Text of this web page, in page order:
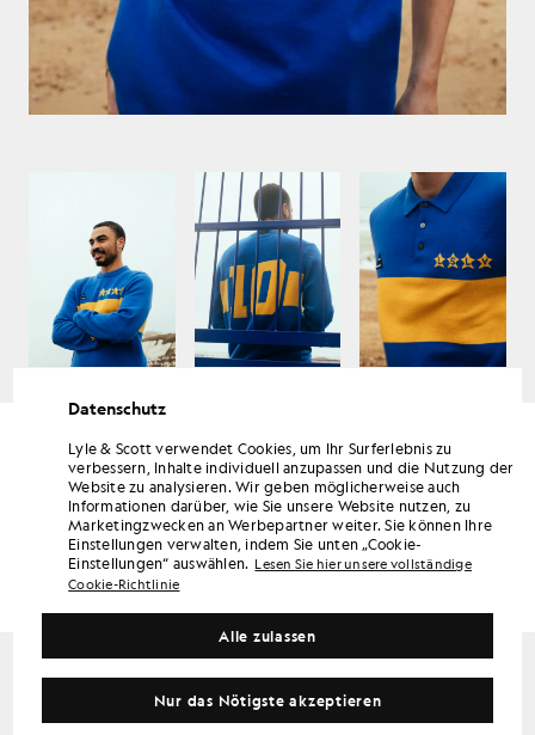
Datenschutz
Lyle & Scott verwendet Cookies, um Ihr Surferlebnis zu
verbessern, Inhalte individuell anzupassen und die Nutzung der
Website zu analysieren. Wir geben möglicherweise auch
Informationen darüber, wie Sie unsere Website nutzen, zu
Marketingzwecken an Werbepartner weiter. Sie können Ihre
Einstellungen verwalten, indem Sie unten „Cookie-
Einstellungen“ auswählen. Lesen Sie hier unsere vollständige
Cookie-Richtlinie
Nur das Nötigste akzeptieren
Alle zulassen